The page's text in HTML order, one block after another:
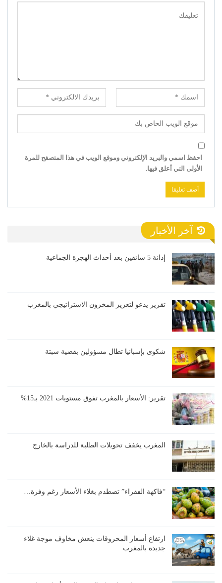
احفظ اسمي والبريد الإلكتروني وموقع الويب في هذا المتصفح للمرة
الأولى التي أعلق فيها.
آخر الأخبار
إدانة 5 سائقين بعد أحداث الهجرة الجماعية
تقرير يدعو لتعزيز المخزون الاستراتيجي بالمغرب
شكوى بإسبانيا تطال مسؤولين بقضية سبتة
تقرير: الأسعار بالمغرب تفوق مستويات 2021 بـ15%
المغرب يخفف تحويلات الطلبة للدراسة بالخارج
“فاكهة الفقراء” تصطدم بغلاء الأسعار رغم وفرة…
ارتفاع أسعار المحروقات ينعش مخاوف موجة غلاء
جديدة بالمغرب